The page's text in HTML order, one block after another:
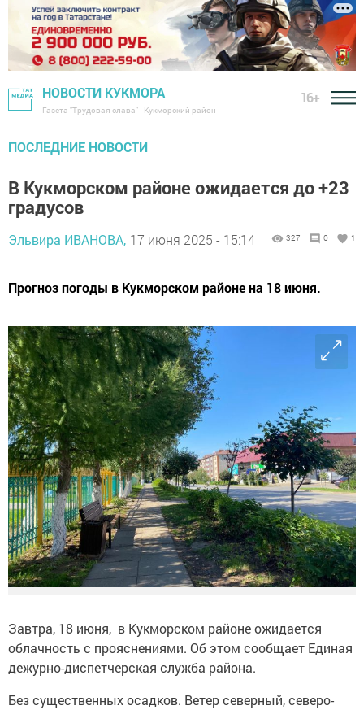
НОВОСТИ КУКМОРА
Газета "Трудовая слава" - Кукморский район
16+
ПОСЛЕДНИЕ НОВОСТИ
В Кукморском районе ожидается до +23
градусов
Эльвира ИВАНОВА, 17 июня 2025 - 15:14 327 0 1
Прогноз погоды в Кукморском районе на 18 июня.
Завтра, 18 июня, в Кукморском районе ожидается
облачность с прояснениями. Об этом сообщает Единая
дежурно-диспетчерская служба района.
Без существенных осадков. Ветер северный, северо-